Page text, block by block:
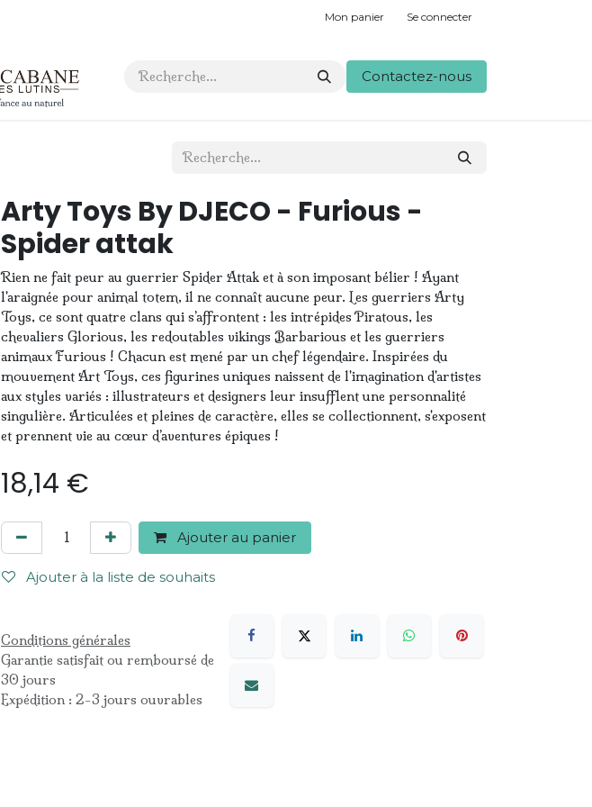
Mon panier Se connecter
Contactez-nous
Arty Toys By DJECO - Furious -
Spider attak
Rien ne fait peur au guerrier Spider Attak et à son imposant bélier ! Ayant
l'araignée pour animal totem, il ne connaît aucune peur. Les guerriers Arty
Toys, ce sont quatre clans qui s’affrontent : les intrépides Piratous, les
chevaliers Glorious, les redoutables vikings Barbarious et les guerriers
animaux Furious ! Chacun est mené par un chef légendaire. Inspirées du
mouvement Art Toys, ces figurines uniques naissent de l'imagination d'artistes
aux styles variés : illustrateurs et designers leur insufflent une personnalité
singulière. Articulées et pleines de caractère, elles se collectionnent, s'exposent
et prennent vie au cœur d’aventures épiques !
18,14 €
Ajouter au panier
Ajouter à la liste de souhaits
Conditions générales
Garantie satisfait ou remboursé de
30 jours
Expédition : 2-3 jours ouvrables